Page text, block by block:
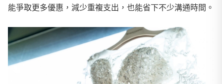
能爭取更多優惠，減少重複支出，也能省下不少溝通時間。